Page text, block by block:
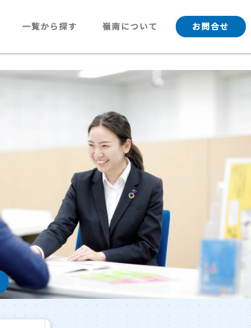
一覧から探す 嶺南について お問合せ